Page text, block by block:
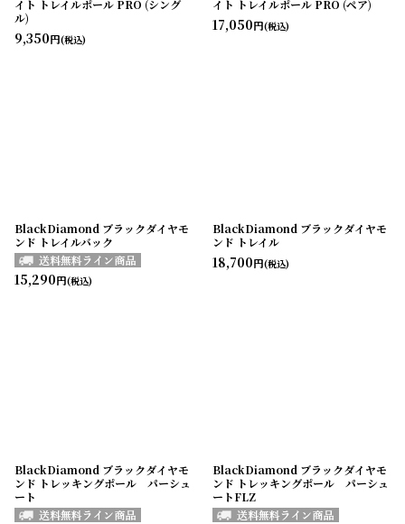
イト トレイルポール PRO (シング
ル)
9,350円(税込)
イト トレイルポール PRO (ペア)
17,050円(税込)
BlackDiamond ブラックダイヤモ
ンド トレイルバック
15,290円(税込)
BlackDiamond ブラックダイヤモ
ンド トレイル
18,700円(税込)
BlackDiamond ブラックダイヤモ
ンド トレッキングポール パーシュ
ート
BlackDiamond ブラックダイヤモ
ンド トレッキングポール パーシュ
ートFLZ